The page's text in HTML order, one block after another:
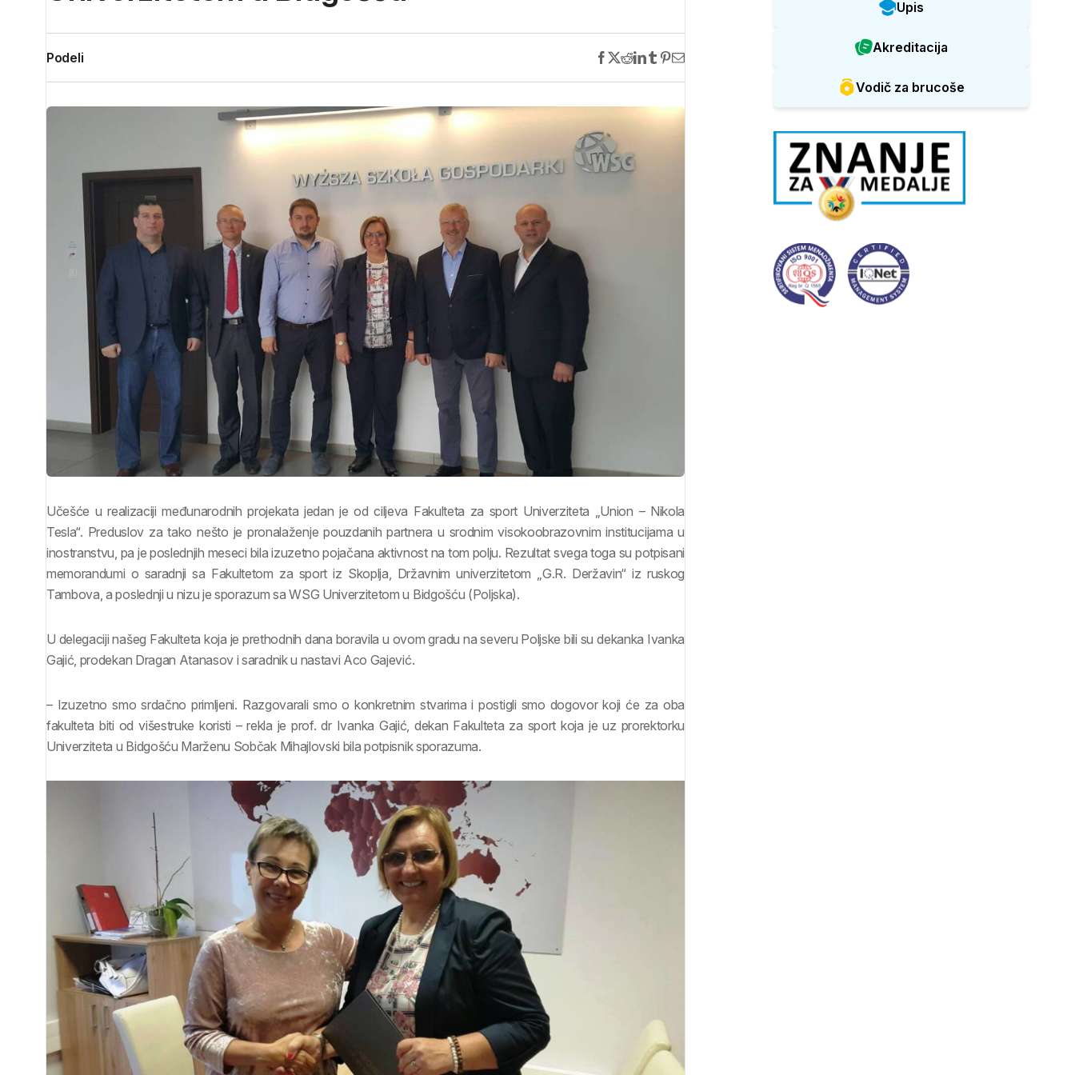
Podeli
Učešće u realizaciji međunarodnih projekata jedan je od ciljeva Fakulteta za sport Univerziteta „Union – Nikola
Tesla“. Preduslov za tako nešto je pronalaženje pouzdanih partnera u srodnim visokoobrazovnim institucijama u
inostranstvu, pa je poslednjih meseci bila izuzetno pojačana aktivnost na tom polju. Rezultat svega toga su potpisani
memorandumi o saradnji sa Fakultetom za sport iz Skoplja, Državnim univerzitetom „G.R. Deržavin“ iz ruskog
Tambova, a poslednji u nizu je sporazum sa WSG Univerzitetom u Bidgošću (Poljska).
U delegaciji našeg Fakulteta koja je prethodnih dana boravila u ovom gradu na severu Poljske bili su dekanka Ivanka
Gajić, prodekan Dragan Atanasov i saradnik u nastavi Aco Gajević.
– Izuzetno smo srdačno primljeni. Razgovarali smo o konkretnim stvarima i postigli smo dogovor koji će za oba
fakulteta biti od višestruke koristi – rekla je prof. dr Ivanka Gajić, dekan Fakulteta za sport koja je uz prorektorku
Univerziteta u Bidgošću Marženu Sobčak Mihajlovski bila potpisnik sporazuma.
Upis
Akreditacija
Vodič za brucoše